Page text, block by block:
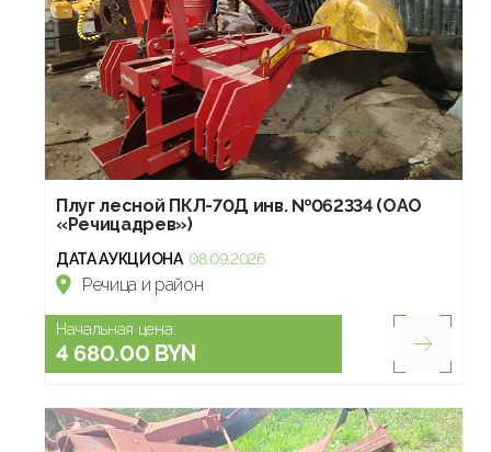
Плуг лесной ПКЛ-70Д инв. №062334 (ОАО
«Речицадрев»)
ДАТА АУКЦИОНА 08.09.2026
Речица и район
Начальная цена:
4 680.00 BYN